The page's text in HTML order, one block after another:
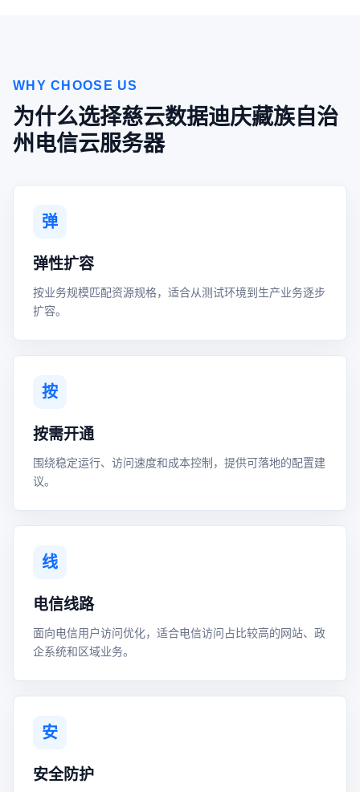
WHY CHOOSE US
为什么选择慈云数据迪庆藏族自治
州电信云服务器
弹
弹性扩容
按业务规模匹配资源规格，适合从测试环境到生产业务逐步
扩容。
按
按需开通
围绕稳定运行、访问速度和成本控制，提供可落地的配置建
议。
线
电信线路
面向电信用户访问优化，适合电信访问占比较高的网站、政
企系统和区域业务。
安
安全防护